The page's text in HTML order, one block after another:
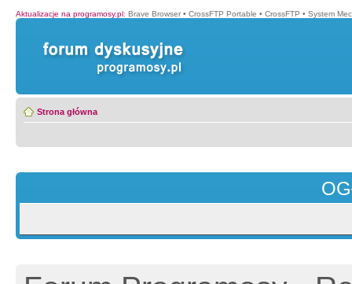
Aktualizacje na programosy.pl: Brave Browser • CrossFTP Portable • CrossFTP • System
Strona główna